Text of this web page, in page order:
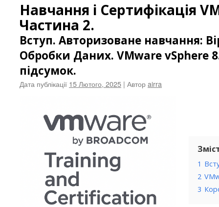
Навчання і Сертифікація
Частина 2.
Вступ. Авторизоване навчання:
Обробки Даних. VMware vSphere
підсумок.
Дата публікації 15 Лютого, 2025 | Авторairra
1
2
3